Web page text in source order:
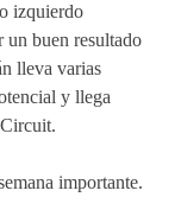
izquierdo
un buen resultado
lleva varias
y llega
importante.